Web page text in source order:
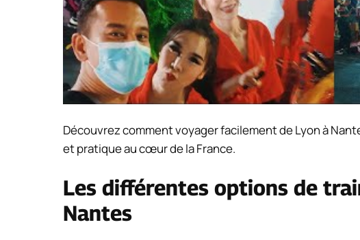
Découvrez comment voyager facilement de Lyon à
et pratique au cœur de la France.
Les différentes options de
Nantes